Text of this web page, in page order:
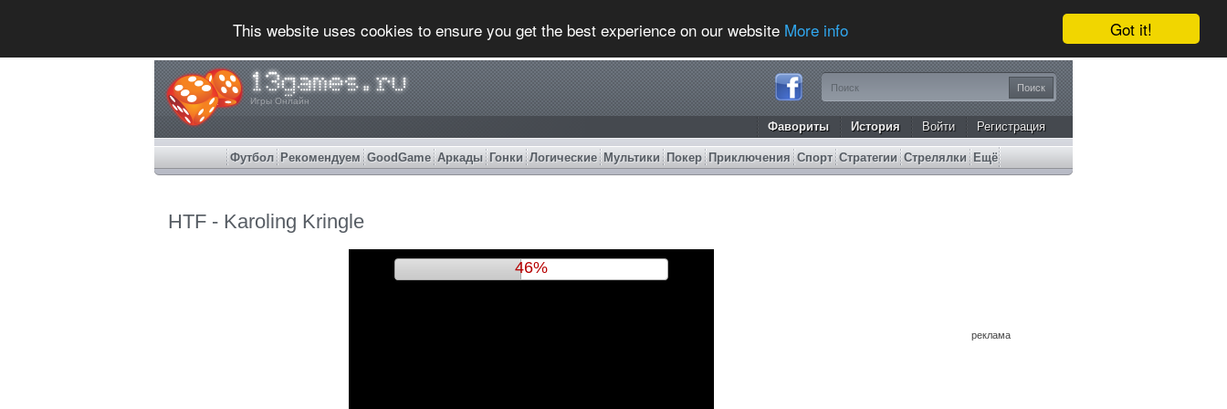
Got it!
This website uses cookies to ensure you get the best experience on our website More info
Игры Онлайн
Фавориты История Войти Регистрация
Футбол Рекомендуем GoodGame Аркады Гонки Логические Мультики Покер Приключения Спорт Стратегии Стрелялки Ещё
HTF - Karoling Kringle
50%
реклама